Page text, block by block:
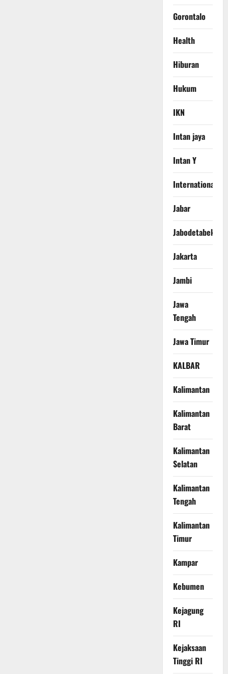
Gorontalo
Health
Hiburan
Hukum
IKN
Intan jaya
Intan Y
International
Jabar
Jabodetabek
Jakarta
Jambi
Jawa
Tengah
Jawa Timur
KALBAR
Kalimantan
Kalimantan
Barat
Kalimantan
Selatan
Kalimantan
Tengah
Kalimantan
Timur
Kampar
Kebumen
Kejagung
RI
Kejaksaan
Tinggi RI